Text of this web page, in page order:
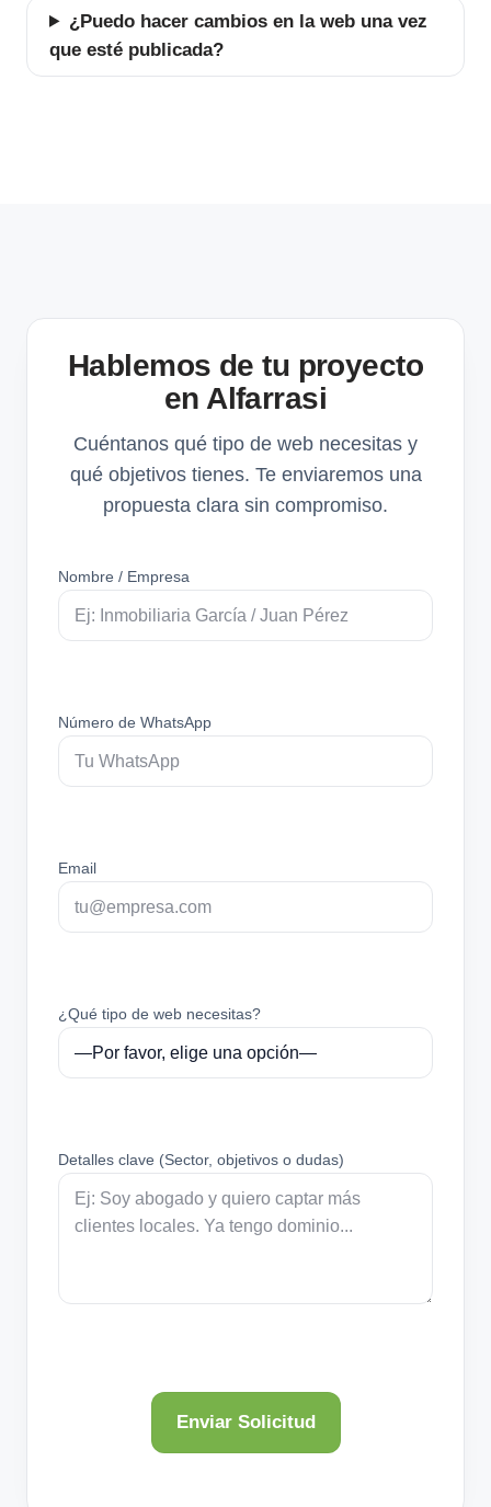
¿Puedo hacer cambios en la web una vez
que esté publicada?
Hablemos de tu proyecto
en Alfarrasi
Cuéntanos qué tipo de web necesitas y
qué objetivos tienes. Te enviaremos una
propuesta clara sin compromiso.
Nombre / Empresa
Número de WhatsApp
Email
¿Qué tipo de web necesitas?
Detalles clave (Sector, objetivos o dudas)